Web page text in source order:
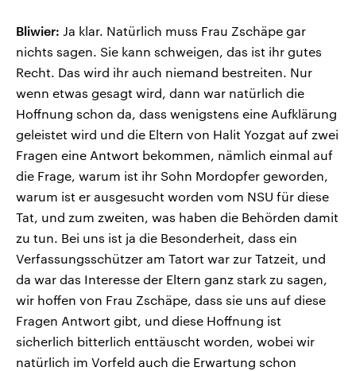
Bliwier: Ja klar. Natürlich muss Frau Zschäpe gar
nichts sagen. Sie kann schweigen, das ist ihr gutes
Recht. Das wird ihr auch niemand bestreiten. Nur
wenn etwas gesagt wird, dann war natürlich die
Hoffnung schon da, dass wenigstens eine Aufklärung
geleistet wird und die Eltern von Halit Yozgat auf zwei
Fragen eine Antwort bekommen, nämlich einmal auf
die Frage, warum ist ihr Sohn Mordopfer geworden,
warum ist er ausgesucht worden vom NSU für diese
Tat, und zum zweiten, was haben die Behörden damit
zu tun. Bei uns ist ja die Besonderheit, dass ein
Verfassungsschützer am Tatort war zur Tatzeit, und
da war das Interesse der Eltern ganz stark zu sagen,
wir hoffen von Frau Zschäpe, dass sie uns auf diese
Fragen Antwort gibt, und diese Hoffnung ist
sicherlich bitterlich enttäuscht worden, wobei wir
natürlich im Vorfeld auch die Erwartung schon